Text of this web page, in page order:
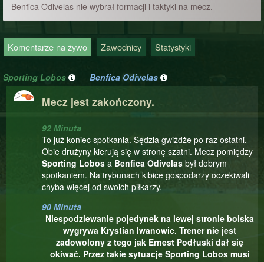
Benfica Odivelas nie wybrał formacji i taktyki na mecz.
Komentarze na żywo Zawodnicy Statystyki
Sporting Lobos Benfica Odivelas
Mecz jest zakończony.
92 Minuta
To już koniec spotkania. Sędzia gwiżdże po raz ostatni.
Obie drużyny kierują się w stronę szatni. Mecz pomiędzy
Sporting Lobos a Benfica Odivelas był dobrym
spotkaniem. Na trybunach kibice gospodarzy oczekiwali
chyba więcej od swoich piłkarzy.
90 Minuta
Niespodziewanie pojedynek na lewej stronie boiska
wygrywa Krystian Iwanowic. Trener nie jest
zadowolony z tego jak Ernest Podłuski dał się
okiwać. Przez takie sytuacje Sporting Lobos musi